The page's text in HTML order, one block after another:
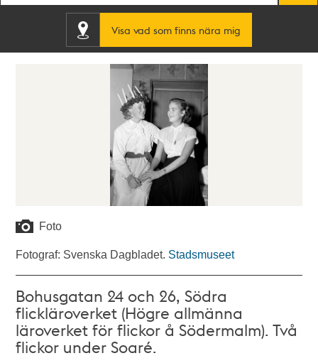
Visa vad som finns nära mig
Foto
Fotograf: Svenska Dagbladet. Stadsmuseet
Bohusgatan 24 och 26, Södra
flickläroverket (Högre allmänna
läroverket för flickor å Södermalm). Två
flickor under Soaré.